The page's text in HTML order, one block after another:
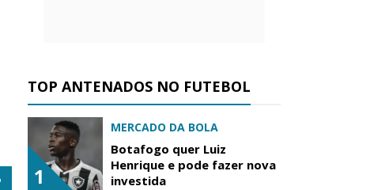
TOP ANTENADOS NO FUTEBOL
1
MERCADO DA BOLA
Botafogo quer Luiz
Henrique e pode fazer nova
investida